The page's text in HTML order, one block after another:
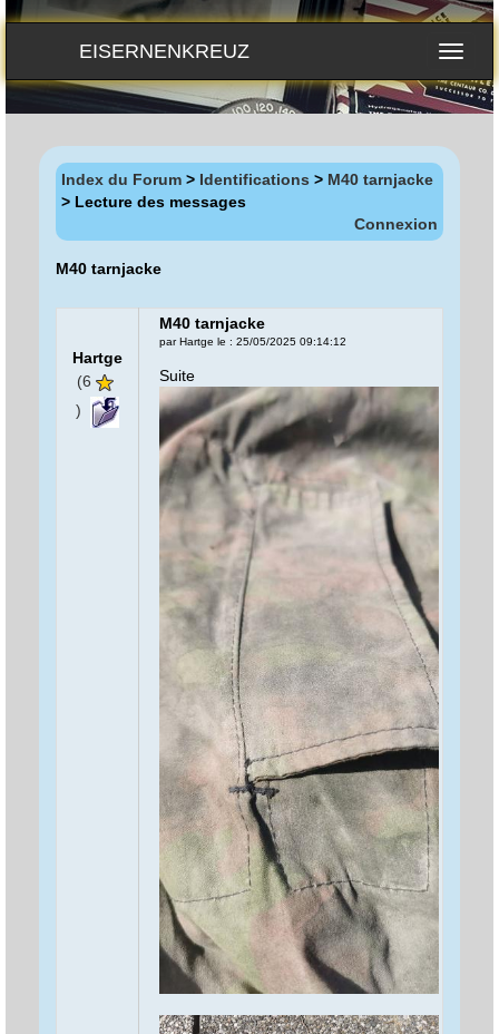
EISERNENKREUZ
Index du Forum > Identifications > M40 tarnjacke
> Lecture des messages
Connexion
M40 tarnjacke
Hartge
(6
)
M40 tarnjacke
par Hartge le : 25/05/2025 09:14:12
Suite